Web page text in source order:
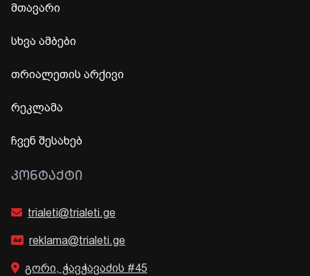
მთავარი
სხვა ამბები
თრიალეთის არქივი
რეკლამა
ჩვენ შესახებ
ᲙᲝᲜᲢᲐᲥᲢᲘ
trialeti@trialeti.ge
reklama@trialeti.ge
გორი, ჭავჭავაძის #45